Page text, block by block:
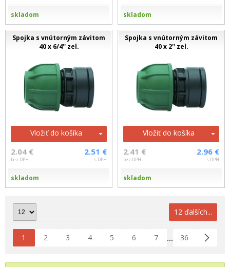
skladom skladom
Spojka s vnútorným závitom
40 x 6/4'' zel.
Vložiť do košíka
2.04 €
bez DPH
2.51 €
s DPH
skladom
Spojka s vnútorným závitom
40 x 2'' zel.
Vložiť do košíka
2.41 €
bez DPH
2.96 €
s DPH
skladom
12 ďalších...
1 2 3 4 5 6 7 ... 36